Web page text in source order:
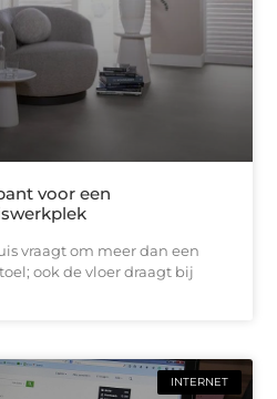
voor een
vraagt om meer dan een
ook de vloer draagt bij
INTERNET